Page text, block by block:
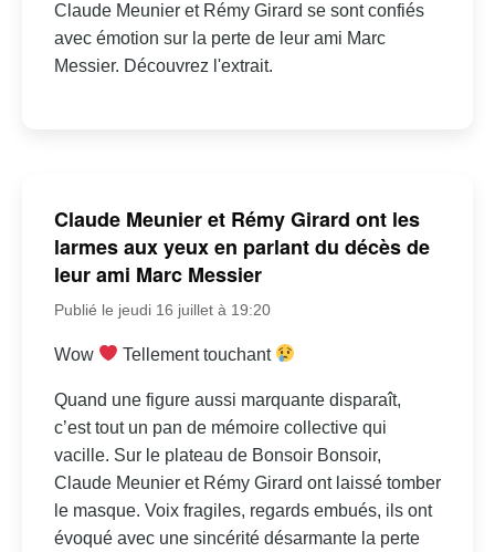
Claude Meunier et Rémy Girard se sont confiés
avec émotion sur la perte de leur ami Marc
Messier. Découvrez l'extrait.
Claude Meunier et Rémy Girard ont les
larmes aux yeux en parlant du décès de
leur ami Marc Messier
Publié le jeudi 16 juillet à 19:20
Wow Tellement touchant
Quand une figure aussi marquante disparaît,
c’est tout un pan de mémoire collective qui
vacille. Sur le plateau de Bonsoir Bonsoir,
Claude Meunier et Rémy Girard ont laissé tomber
le masque. Voix fragiles, regards embués, ils ont
évoqué avec une sincérité désarmante la perte